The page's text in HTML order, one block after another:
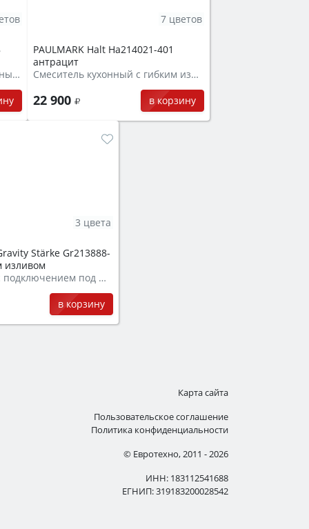
Смеситель для кухни с выдвижным шлангом
PAULMARK Halt Ha214021-401
антрацит
Смеситель кухонный с гибким изливом
22 900 в корзину
7 цветов
Stärke Gr213888-
изливом
Смеситель с подключением под фильтр
в корзину
3 цвета
Карта сайта
Пользовательское соглашение
Политика конфиденциальности
© Евротехно, 2011 - 2026
ИНН: 183112541688
ЕГНИП: 319183200028542